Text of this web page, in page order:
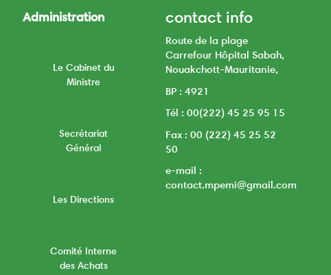
Administration
Le Cabinet du
Ministre
Secrétariat
Général
Les Directions
Comité Interne
des Achats
contact info
Route de la plage
Carrefour Hôpital Sabah,
Nouakchott-Mauritanie,
BP : 4921
Tél : 00(222) 45 25 95 15
Fax : 00 (222) 45 25 52
50
e-mail :
contact.mpemi@gmail.com